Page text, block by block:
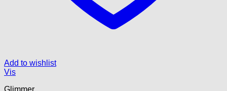
Add to wishlist
Vis
Glimmer